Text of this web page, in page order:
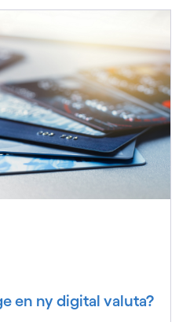
en ny digital valuta?